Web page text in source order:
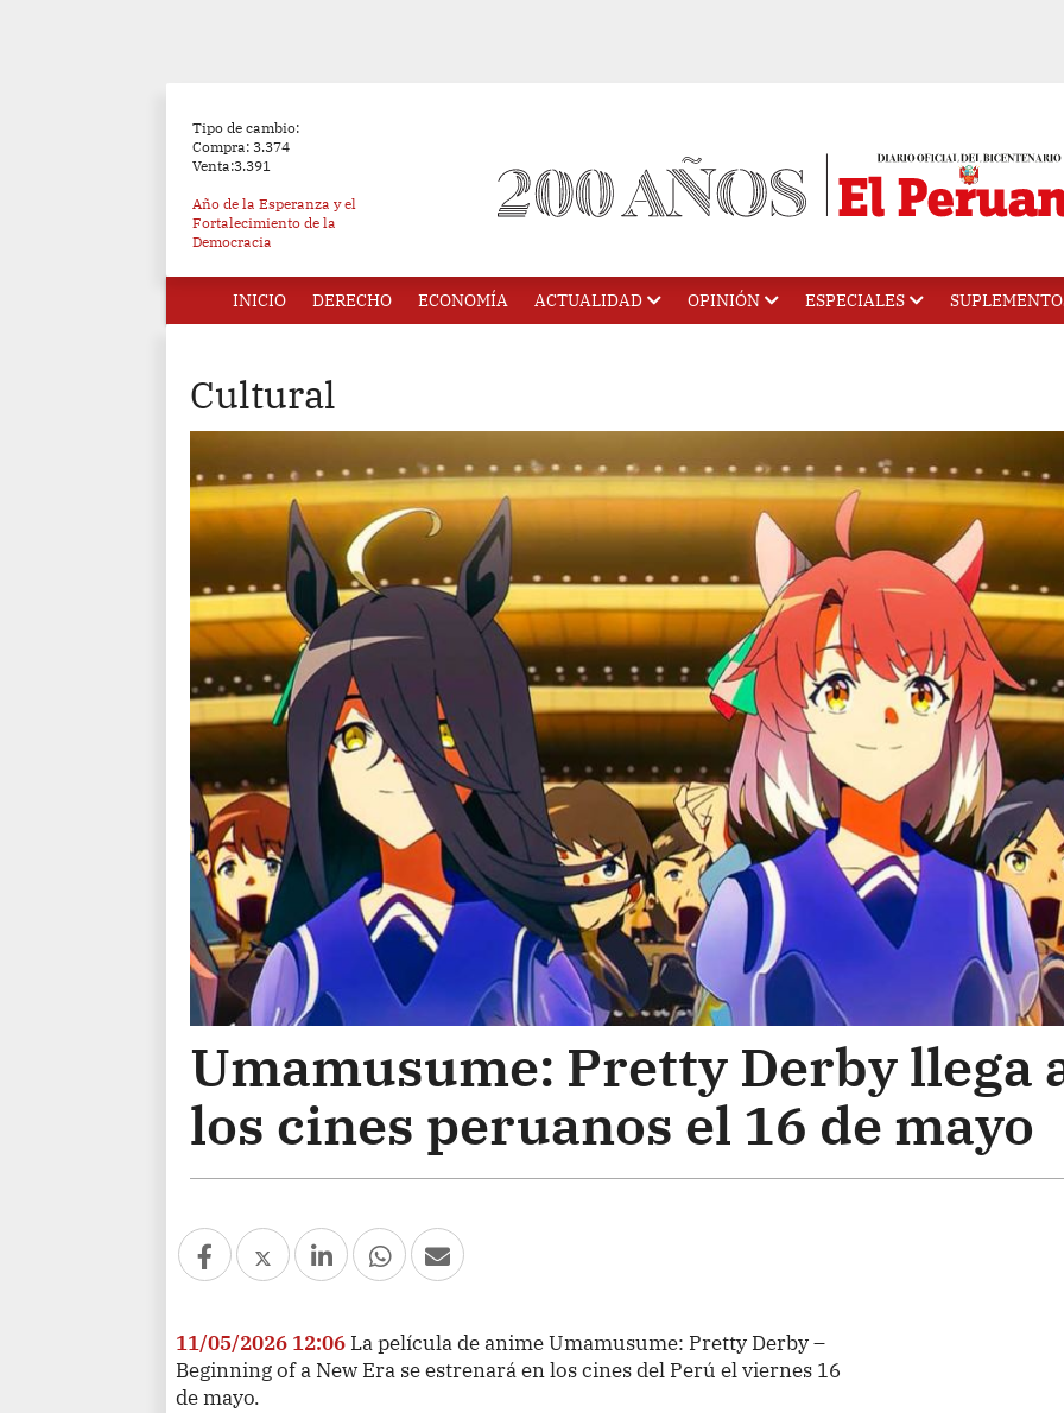
Tipo de cambio:
Compra: 3.374
Venta:3.391
Año de la Esperanza y el
Fortalecimiento de la
Democracia
INICIO DERECHO ECONOMÍA ACTUALIDAD OPINIÓN ESPECIALES
Cultural
Umamusume: Pretty Derby llega
los cines peruanos el 16 de mayo
11/05/2026 12:06 La película de anime Umamusume: Pretty Derby –
Beginning of a New Era se estrenará en los cines del Perú el viernes 16
de mayo.